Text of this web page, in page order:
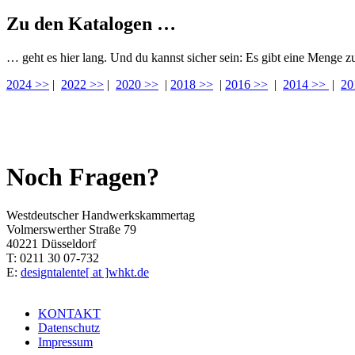
Zu den Katalogen …
… geht es hier lang. Und du kannst sicher sein: Es gibt eine Menge
2024 >> | 2022 >> | 2020 >> | 2018 >> | 2016 >> | 2014 >> |
Noch Fragen?
Westdeutscher Handwerkskammertag
Volmerswerther Straße 79
40221 Düsseldorf
T: 0211 30 07-732
E: designtalente[ at ]whkt.de
KONTAKT
Datenschutz
Impressum